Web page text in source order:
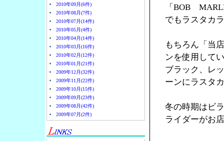
2010年09月(6件)
2010年08月(7件)
2010年07月(14件)
2010年05月(4件)
2010年04月(14件)
2010年03月(16件)
2010年02月(12件)
2010年01月(21件)
2009年12月(32件)
2009年11月(22件)
2009年10月(15件)
2009年09月(23件)
2009年08月(42件)
2009年07月(2件)
「BOB
でもラスタカ
もちろん「当
ンを使用して
ブラック、レ
ーンにラスタ
冬の時期はビ
ライダーがお